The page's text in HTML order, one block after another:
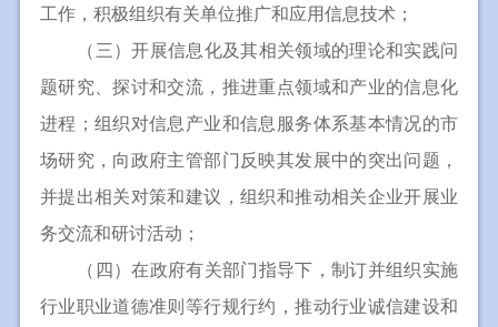
工作，积极组织有关单位推广和应用信息技术；
（三）开展信息化及其相关领域的理论和实践问
题研究、探讨和交流，推进重点领域和产业的信息化
进程；组织对信息产业和信息服务体系基本情况的市
场研究，向政府主管部门反映其发展中的突出问题，
并提出相关对策和建议，组织和推动相关企业开展业
务交流和研讨活动；
（四）在政府有关部门指导下，制订并组织实施
行业职业道德准则等行规行约，推动行业诚信建设和